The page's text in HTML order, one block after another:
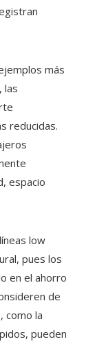
más
las
reducidas.
espacio
low
pues los
en el ahorro
de
como la
pueden